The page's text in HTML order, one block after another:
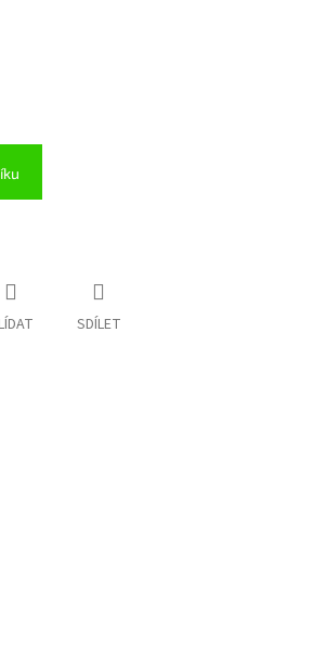
SDÍLET